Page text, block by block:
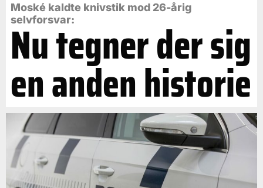
Moské kaldte knivstik mod 26-årig
selvforsvar:
Nu tegner der sig
en anden historie